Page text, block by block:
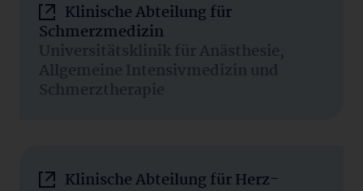
Klinische Abteilung für
Schmerzmedizin
Universitätsklinik für Anästhesie,
Allgemeine Intensivmedizin und
Schmerztherapie
Klinische Abteilung für Herz-